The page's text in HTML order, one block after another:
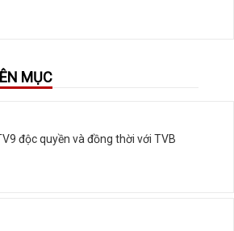
MỤC
độc quyền và đồng thời với TVB